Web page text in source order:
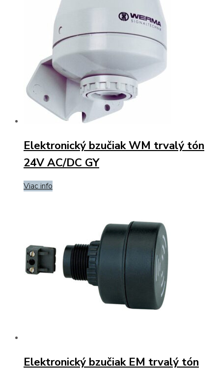
Elektronický bzučiak WM trvalý tón
24V AC/DC GY
Viac info
Elektronický bzučiak EM trvalý tón